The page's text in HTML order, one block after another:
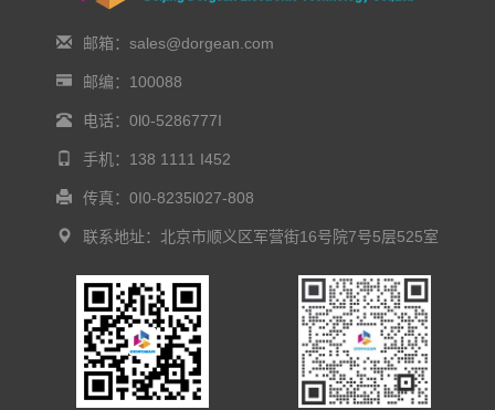
邮箱：sales@dorgean.com
邮编：100088
电话：0l0-5286777I
手机：138 1111 I452
传真：0I0-8235l027-808
联系地址：北京市顺义区军营街16号院7号5层525室